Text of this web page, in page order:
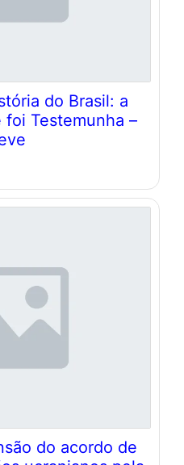
do Brasil: a
Testemunha –
do acordo de